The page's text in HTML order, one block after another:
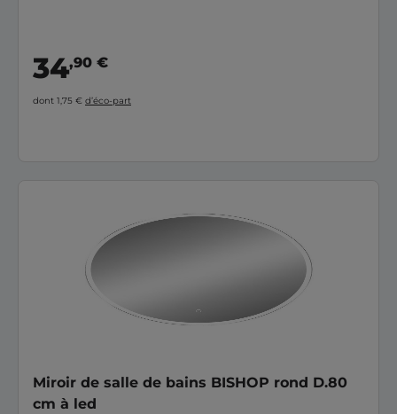
34,90 €
dont 1,75 € d’éco-part
Miroir de salle de bains BISHOP rond D.80
cm à led